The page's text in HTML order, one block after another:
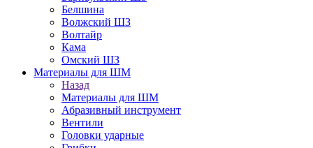
Белшина
Волжский ШЗ
Волтайр
Кама
Омский ШЗ
Материалы для ШМ
Назад
Материалы для ШМ
Абразивный инструмент
Вентили
Головки ударные